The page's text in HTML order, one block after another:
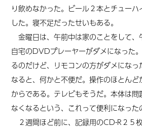
り飲めなかった。ビール２本とチュー
した。寝不足だったせいもある。
金曜日は、午前中は家のことをして、
自宅のDVDプレーヤーがダメになった
るのだけど、リモコンの方がダメにな
なると、何かと不便だ。操作のほとん
からである。テレビもそうだ。本体は
なくなるという、これって便利になった
２週間ほど前に、記録用のCD-R２５